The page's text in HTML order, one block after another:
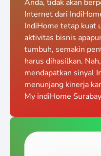
Anda, tidak akan
Internet dari
IndiHome tetap kuat
aktivitas bisnis
tumbuh, semakin
harus dihasilkan.
mendapatkan sinyal
menunjang kinerja
My indiHome